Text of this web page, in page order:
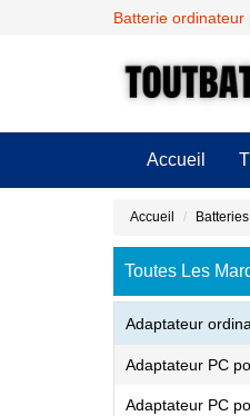
Batterie
Accueil
Accueil
Toutes Les
Adaptateur
Adaptateur PC
Adaptateur PC